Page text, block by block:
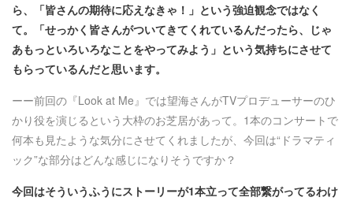
ら、「皆さんの期待に応えなきゃ！」という強迫観念ではなく
て。「せっかく皆さんがついてきてくれているんだったら、じゃ
あもっといろいろなことをやってみよう」という気持ちにさせて
もらっているんだと思います。
ーー前回の『Look at Me』では望海さんがTVプロデューサーのひ
かり役を演じるという大枠のお芝居があって。1本のコンサートで
何本も見たような気分にさせてくれましたが、今回は“ドラマティ
ック”な部分はどんな感じになりそうですか？
今回はそういうふうにストーリーが1本立って全部繋がってるわけ